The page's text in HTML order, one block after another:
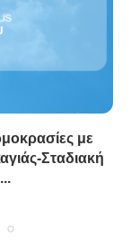
με
Σταδιακή